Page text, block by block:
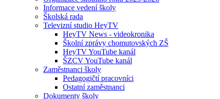
Informace vedení školy
Školská rada
Televizní studio HeyTV
HeyTV News - videokronika
Školní zprávy chomutovských ZŠ
HeyTV YouTube kanál
ŠZCV YouTube kanál
Zaměstnanci školy
Pedagogičtí pracovníci
Ostatní zaměstnanci
Dokumenty školy